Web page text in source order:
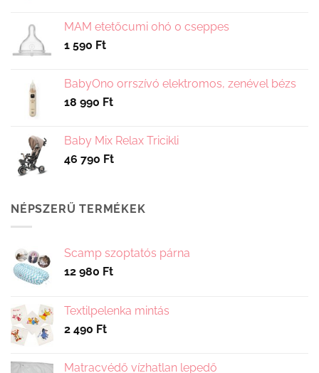
választhatók
MAM etetőcumi 0hó 0 cseppes
1 590 Ft
BabyOno orrszívó elektromos, zenével bézs
18 990 Ft
Baby Mix Relax Tricikli
46 790 Ft
NÉPSZERŰ TERMÉKEK
Scamp szoptatós párna
12 980 Ft
Textilpelenka mintás
2 490 Ft
Matracvédő vízhatlan lepedő